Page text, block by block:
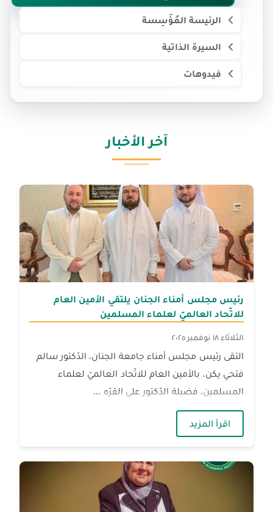
الرئيسة المُؤَسِسة
السيرة الذاتية
فيدوهات
آخر الأخبار
رئيس مجلس أمناء الجنان يلتقي الأمين العام
للاتّحاد العالميّ لعلماء المسلمين
الثلاثاء ١٨ نوفمبر ٢٠٢٥
التقى رئيس مجلس أمناء جامعة الجنان، الدّكتور سالم
فتحي يكن، بالأمين العام للاتّحاد العالميّ لعلماء
المسلمين، فضيلة الدّكتور علي القرّه ...
اقرأ المزيد